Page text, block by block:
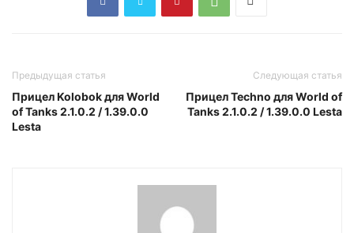
Предыдущая статья
Прицел Kolobok для World
of Tanks 2.1.0.2 / 1.39.0.0
Lesta
Следующая статья
Прицел Techno для World of
Tanks 2.1.0.2 / 1.39.0.0 Lesta